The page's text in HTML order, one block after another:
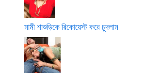
মামী শাশুড়িকে রিকোয়েস্ট করে চুদলাম